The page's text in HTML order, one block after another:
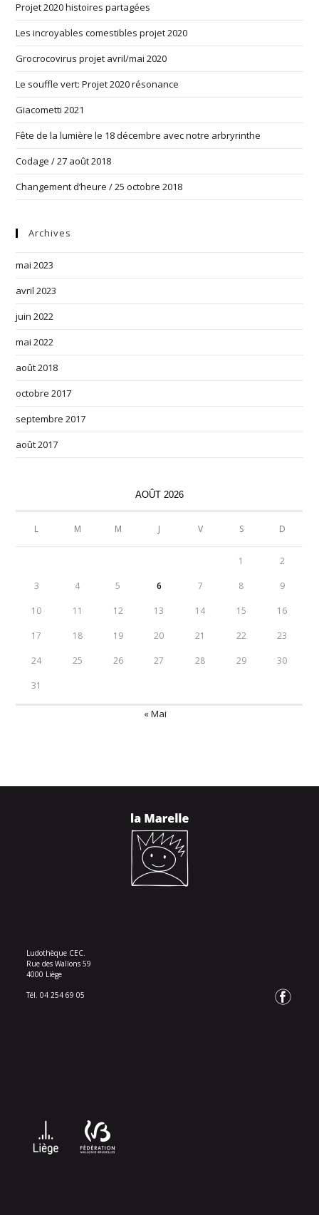
Projet 2020 histoires partagées
Les incroyables comestibles projet 2020
Grocrocovirus projet avril/mai 2020
Le souffle vert: Projet 2020 résonance
Giacometti 2021
Fête de la lumière le 18 décembre avec notre arbryrinthe
Codage / 27 août 2018
Changement d’heure / 25 octobre 2018
Archives
mai 2023
avril 2023
juin 2022
mai 2022
août 2018
octobre 2017
septembre 2017
août 2017
AOÛT 2026
L M M J V S D
1 2
3 4 5 6 7 8 9
10 11 12 13 14 15 16
17 18 19 20 21 22 23
24 25 26 27 28 29 30
31
« Mai
Ludothèque CEC.
Rue des Wallons 59
4000 Liège
Tél. 04 254 69 05